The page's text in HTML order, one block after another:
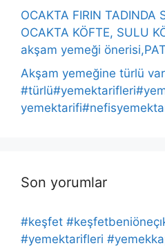
OCAKTA FIRIN TADINDA
OCAKTA KÖFTE, SULU
akşam yemeği
Akşam yemeğine türlü var
Son yorumlar
#keşfet
#yemektarifleri